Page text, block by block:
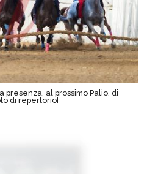
al prossimo Palio, di
di repertorio]